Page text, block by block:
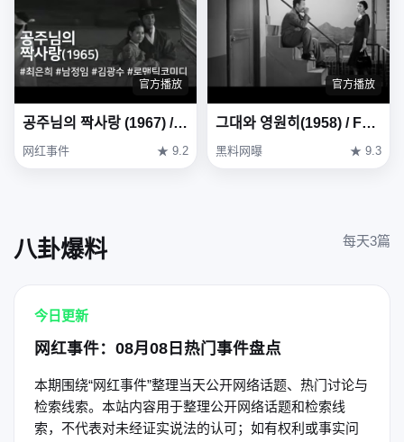
官方播放
공주님의 짝사랑 (1967) / One-sided Love of Princess (Gongjunimui Jjaksarang)
网红事件 ★ 9.2
官方播放
그대와 영원히(1958) / Forever with You (Geudae-wa yeong-wonhi)
黑料网曝 ★ 9.3
八卦爆料 每天3篇
今日更新
网红事件：08月08日热门事件盘点
本期围绕“网红事件”整理当天公开网络话题、热门讨论与
检索线索。本站内容用于整理公开网络话题和检索线
索，不代表对未经证实说法的认可；如有权利或事实问